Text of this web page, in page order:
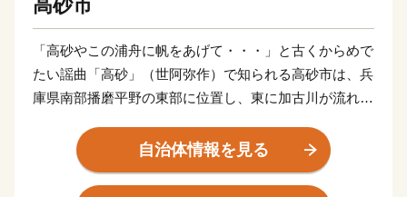
高砂市
「高砂やこの浦舟に帆をあげて・・・」と古くからめで
たい謡曲「高砂」（世阿弥作）で知られる高砂市は、兵
庫県南部播磨平野の東部に位置し、東に加古川が流れ、
な泊として栄えてきました。
西部の日笠山や中央部の竜山などの丘陵地には多くの遺
自治体情報を見る